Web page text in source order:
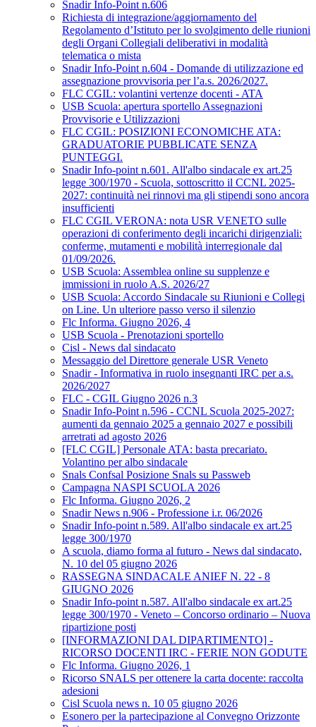
Snadir Info-Point n.606
Richiesta di integrazione/aggiornamento del
Regolamento d’Istituto per lo svolgimento delle riunioni
degli Organi Collegiali deliberativi in modalità
telematica o mista
Snadir Info-Point n.604 - Domande di utilizzazione ed
assegnazione provvisoria per l’a.s. 2026/2027.
FLC CGIL: volantini vertenze docenti - ATA
USB Scuola: apertura sportello Assegnazioni
Provvisorie e Utilizzazioni
FLC CGIL: POSIZIONI ECONOMICHE ATA:
GRADUATORIE PUBBLICATE SENZA
PUNTEGGI.
Snadir Info-point n.601. All'albo sindacale ex art.25
legge 300/1970 - Scuola, sottoscritto il CCNL 2025-
2027: continuità nei rinnovi ma gli stipendi sono ancora
insufficienti
FLC CGIL VERONA: nota USR VENETO sulle
operazioni di conferimento degli incarichi dirigenziali:
conferme, mutamenti e mobilità interregionale dal
01/09/2026.
USB Scuola: Assemblea online su supplenze e
immissioni in ruolo A.S. 2026/27
USB Scuola: Accordo Sindacale su Riunioni e Collegi
on Line. Un ulteriore passo verso il silenzio
Flc Informa. Giugno 2026, 4
USB Scuola - Prenotazioni sportello
Cisl - News dal sindacato
Messaggio del Direttore generale USR Veneto
Snadir - Informativa in ruolo insegnanti IRC per a.s.
2026/2027
FLC - CGIL Giugno 2026 n.3
Snadir Info-Point n.596 - CCNL Scuola 2025-2027:
aumenti da gennaio 2025 a gennaio 2027 e possibili
arretrati ad agosto 2026
[FLC CGIL] Personale ATA: basta precariato.
Volantino per albo sindacale
Snals Confsal Posizione Snals su Passweb
Campagna NASPI SCUOLA 2026
Flc Informa. Giugno 2026, 2
Snadir News n.906 - Professione i.r. 06/2026
Snadir Info-point n.589. All'albo sindacale ex art.25
legge 300/1970
A scuola, diamo forma al futuro - News dal sindacato,
N. 10 del 05 giugno 2026
RASSEGNA SINDACALE ANIEF N. 22 - 8
GIUGNO 2026
Snadir Info-point n.587. All'albo sindacale ex art.25
legge 300/1970 - Veneto – Concorso ordinario – Nuova
ripartizione posti
[INFORMAZIONI DAL DIPARTIMENTO] -
RICORSO DOCENTI IRC - FERIE NON GODUTE
Flc Informa. Giugno 2026, 1
Ricorso SNALS per ottenere la carta docente: raccolta
adesioni
Cisl Scuola news n. 10 05 giugno 2026
Esonero per la partecipazione al Convegno Orizzonte